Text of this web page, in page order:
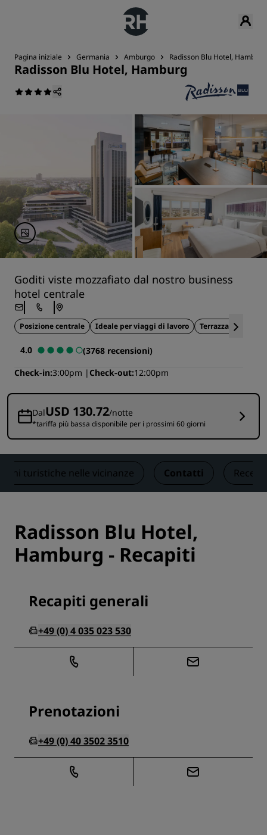
Pagina iniziale Germania Amburgo Radisson Blu Hotel, Hamburg
Radisson Blu Hotel, Hamburg
Goditi viste mozzafiato dal nostro business
hotel centrale
Posizione centrale Ideale per viaggi di lavoro Terrazza
4.0
(3768 recensioni)
Check-in 3:00pm Check-out 12:00pm
DalUSD 130.72/notte
*tariffa più bassa disponibile per i prossimi 60 giorni
turistiche nelle vicinanze Contatti
Radisson Blu Hotel,
Hamburg - Recapiti
Recapiti generali
+49 (0) 4 035 023 530
Prenotazioni
+49 (0) 40 3502 3510